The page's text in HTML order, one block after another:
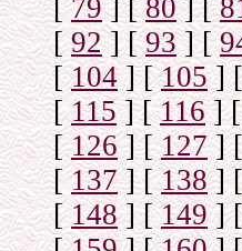
[79] [80 ] [
[92] [93] [
[104] [105]
[115] [116]
[126] [127]
[137] [138]
[148] [149]